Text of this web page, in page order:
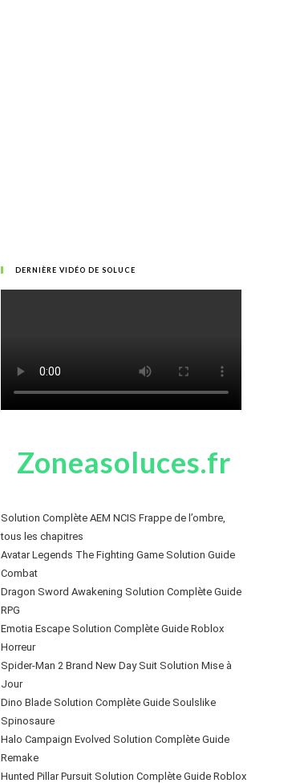
DERNIÈRE VIDÉO DE SOLUCE
Zoneasoluces.fr
Solution Complète AEM NCIS Frappe de l’ombre,
tous les chapitres
Avatar Legends The Fighting Game Solution Guide
Combat
Dragon Sword Awakening Solution Complète Guide
RPG
Emotia Escape Solution Complète Guide Roblox
Horreur
Spider-Man 2 Brand New Day Suit Solution Mise à
Jour
Dino Blade Solution Complète Guide Soulslike
Spinosaure
Halo Campaign Evolved Solution Complète Guide
Remake
Hunted Pillar Pursuit Solution Complète Guide Roblox